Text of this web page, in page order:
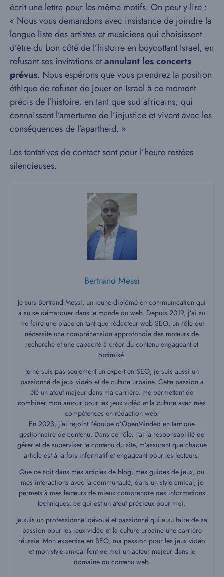
écrit une lettre pour les même motifs. On peut y lire :
« Nous vous demandons avec insistance de joindre la
longue liste des artistes et musiciens qui choisissent
d’être du bon côté de l’histoire en boycottant Israel, en
refusant ses invitations etannulant les concerts
prévus. Nous espérons que vous prendrez la position
éthique de refuser de jouer en Israel à ce moment
précis de l’histoire, en tant que sud africains, qui
connaissent l’amertume de l’injustice et vivent avec les
conséquences de l’apartheid. »
Les tentatives de contact sont pour l’heure restées
silencieuses.
Bertrand Messi
Je suis Bertrand Messi, un jeune diplômé en communication qui
a su se démarquer dans le monde du web. Depuis 2019, j’ai su
me faire une place en tant que rédacteur web SEO, un rôle qui
nécessite une compréhension approfondie des moteurs de
recherche et une capacité à créer du contenu engageant et
optimisé.
Je ne suis pas seulement un expert en SEO, je suis aussi un
passionné de jeux vidéo et de culture urbaine. Cette passion a
été un atout majeur dans ma carrière, me permettant de
combiner mon amour pour les jeux vidéo et la culture avec mes
compétences en rédaction web.
En 2023, j’ai rejoint l’équipe d’OpenMinded en tant que
gestionnaire de contenu. Dans ce rôle, j’ai la responsabilité de
gérer et de superviser le contenu du site, m’assurant que chaque
article est à la fois informatif et engageant pour les lecteurs.
Que ce soit dans mes articles de blog, mes guides de jeux, ou
mes interactions avec la communauté, dans un style amical, je
permets à mes lecteurs de mieux comprendre des informations
techniques, ce qui est un atout précieux pour moi.
Je suis un professionnel dévoué et passionné qui a su faire de sa
passion pour les jeux vidéo et la culture urbaine une carrière
réussie. Mon expertise en SEO, ma passion pour les jeux vidéo
et mon style amical font de moi un acteur majeur dans le
domaine du contenu web.